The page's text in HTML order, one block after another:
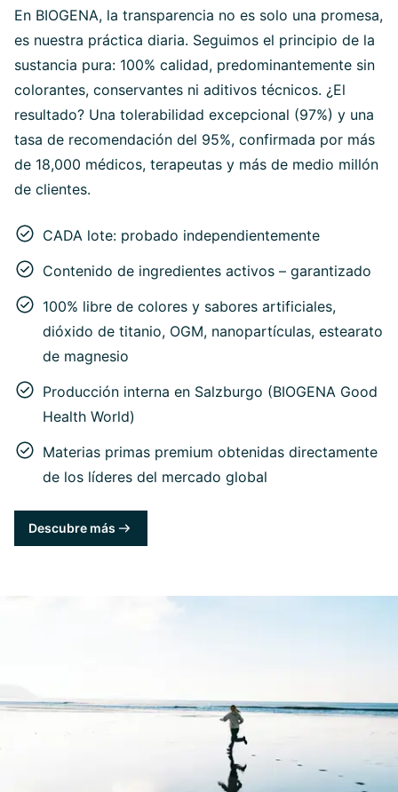
En BIOGENA, la transparencia no es solo una promesa,
es nuestra práctica diaria. Seguimos el principio de la
sustancia pura: 100% calidad, predominantemente sin
colorantes, conservantes ni aditivos técnicos. ¿El
resultado? Una tolerabilidad excepcional (97%) y una
tasa de recomendación del 95%, confirmada por más
de 18,000 médicos, terapeutas y más de medio millón
de clientes.
CADA lote: probado independientemente
Contenido de ingredientes activos – garantizado
100% libre de colores y sabores artificiales,
dióxido de titanio, OGM, nanopartículas, estearato
de magnesio
Producción interna en Salzburgo (BIOGENA Good
Health World)
Materias primas premium obtenidas directamente
de los líderes del mercado global
Descubre más